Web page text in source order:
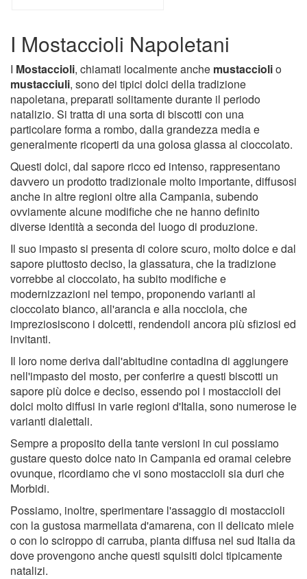
I Mostaccioli Napoletani
I Mostaccioli, chiamati localmente anche mustacciolio
mustacciuli, sono dei tipici dolci della tradizione
napoletana, preparati solitamente durante il periodo
natalizio. Si tratta di una sorta di biscotti con una
particolare forma a rombo, dalla grandezza media e
generalmente ricoperti da una golosa glassa al cioccolato.
Questi dolci, dal sapore ricco ed intenso, rappresentano
davvero un prodotto tradizionale molto importante, diffusosi
anche in altre regioni oltre alla Campania, subendo
ovviamente alcune modifiche che ne hanno definito
diverse identità a seconda del luogo di produzione.
Il suo impasto si presenta di colore scuro, molto dolce e dal
sapore piuttosto deciso, la glassatura, che la tradizione
vorrebbe al cioccolato, ha subito modifiche e
modernizzazioni nel tempo, proponendo varianti al
cioccolato bianco, all'arancia e alla nocciola, che
impreziosiscono i dolcetti, rendendoli ancora più sfiziosi ed
invitanti.
Il loro nome deriva dall'abitudine contadina di aggiungere
nell'impasto del mosto, per conferire a questi biscotti un
sapore più dolce e deciso, essendo poi i mostaccioli dei
dolci molto diffusi in varie regioni d'Italia, sono numerose le
varianti dialettali.
Sempre a proposito della tante versioni in cui possiamo
gustare questo dolce nato in Campania ed oramai celebre
ovunque, ricordiamo che vi sono mostaccioli sia duri che
Morbidi.
Possiamo, inoltre, sperimentare l'assaggio di mostaccioli
con la gustosa marmellata d'amarena, con il delicato miele
o con lo sciroppo di carruba, pianta diffusa nel sud Italia da
dove provengono anche questi squisiti dolci tipicamente
natalizi.